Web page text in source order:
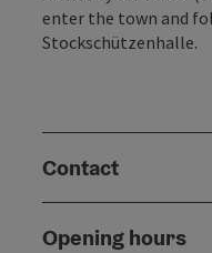
enter the town and
Stockschützenhalle.
Contact
Opening hours